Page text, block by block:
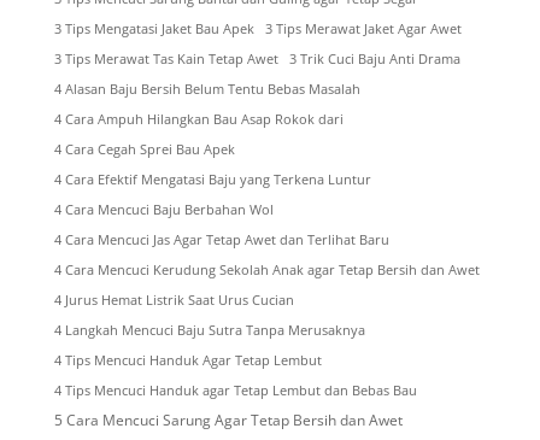
3 Tips Mengatasi Jaket Bau Apek
3 Tips Merawat Jaket Agar Awet
3 Tips Merawat Tas Kain Tetap Awet
3 Trik Cuci Baju Anti Drama
4 Alasan Baju Bersih Belum Tentu Bebas Masalah
4 Cara Ampuh Hilangkan Bau Asap Rokok dari
4 Cara Cegah Sprei Bau Apek
4 Cara Efektif Mengatasi Baju yang Terkena Luntur
4 Cara Mencuci Baju Berbahan Wol
4 Cara Mencuci Jas Agar Tetap Awet dan Terlihat Baru
4 Cara Mencuci Kerudung Sekolah Anak agar Tetap Bersih dan Awet
4 Jurus Hemat Listrik Saat Urus Cucian
4 Langkah Mencuci Baju Sutra Tanpa Merusaknya
4 Tips Mencuci Handuk Agar Tetap Lembut
4 Tips Mencuci Handuk agar Tetap Lembut dan Bebas Bau
5 Cara Mencuci Sarung Agar Tetap Bersih dan Awet